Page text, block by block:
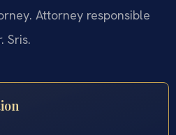
Attorney responsible
Sris.